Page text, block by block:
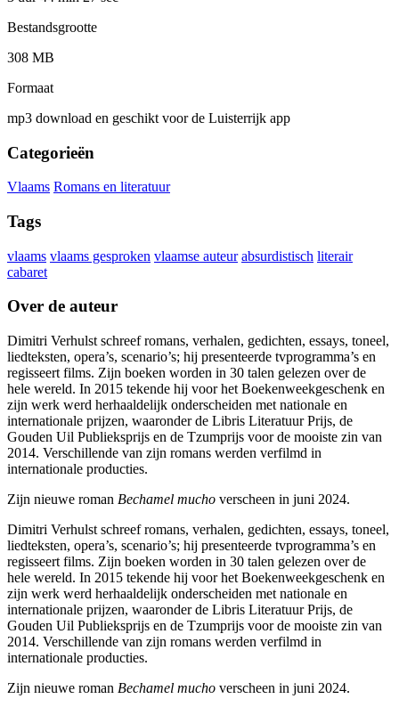
Bestandsgrootte
308 MB
Formaat
mp3 download en geschikt voor de Luisterrijk app
Categorieën
Vlaams Romans en literatuur
Tags
vlaams vlaams gesproken vlaamse auteur absurdistisch literair
cabaret
Over de auteur
Dimitri Verhulst schreef romans, verhalen, gedichten, essays, toneel,
liedteksten, opera’s, scenario’s; hij presenteerde tv­programma’s en
regisseert films. Zijn boeken worden in 30 talen gelezen over de
hele wereld. In 2015 tekende hij voor het Boekenweekgeschenk en
zijn werk werd herhaaldelijk onderscheiden met nationale en
internationale prijzen, waaronder de Libris Literatuur Prijs, de
Gouden Uil Publieksprijs en de Tzumprijs voor de mooiste zin van
2014. Verschillende van zijn romans werden verfilmd in
internationale producties.
Zijn nieuwe roman Bechamel mucho verscheen in juni 2024.
Dimitri Verhulst schreef romans, verhalen, gedichten, essays, toneel,
liedteksten, opera’s, scenario’s; hij presenteerde tv­programma’s en
regisseert films. Zijn boeken worden in 30 talen gelezen over de
hele wereld. In 2015 tekende hij voor het Boekenweekgeschenk en
zijn werk werd herhaaldelijk onderscheiden met nationale en
internationale prijzen, waaronder de Libris Literatuur Prijs, de
Gouden Uil Publieksprijs en de Tzumprijs voor de mooiste zin van
2014. Verschillende van zijn romans werden verfilmd in
internationale producties.
Zijn nieuwe roman Bechamel mucho verscheen in juni 2024.